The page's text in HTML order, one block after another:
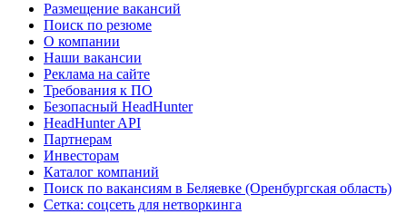
Размещение вакансий
Поиск по резюме
О компании
Наши вакансии
Реклама на сайте
Требования к ПО
Безопасный HeadHunter
HeadHunter API
Партнерам
Инвесторам
Каталог компаний
Поиск по вакансиям в Беляевке (Оренбургская область)
Сетка: соцсеть для нетворкинга